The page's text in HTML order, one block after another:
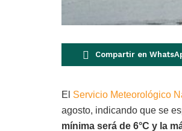
Compartir en
El Servicio Meteorológico
agosto, indicando que se
mínima será de 6°C y la